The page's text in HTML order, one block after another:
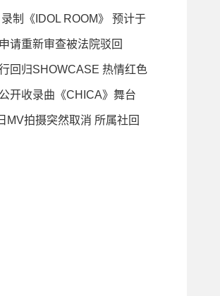
制《IDOL ROOM》 预计于
请重新审查被法院驳回
回归SHOWCASE 热情红色
舞台
开收录曲《CHICA》舞台
饰结
MV拍摄突然取消 所属社回